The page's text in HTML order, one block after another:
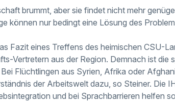
brummt, aber sie findet nicht mehr
können nur bedingt eine Lösung des
Fazit eines Treffens des heimischen CSU-
Vertretern aus der Region. Demnach ist die
Flüchtlingen aus Syrien, Afrika oder
der Arbeitswelt dazu, so Steiner. Die
und bei Sprachbarrieren helfen